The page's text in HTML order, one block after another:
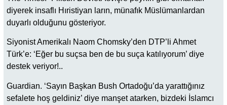
diyerek insaflı Hıristiyan ların, münafık Müslümanlardan
duyarlı olduğunu gösteriyor.
Siyonist Amerikalı Naom Chomsky’den DTP’li Ahmet
Türk’e: ‘Eğer bu suçsa ben de bu suça katılıyorum’ diye
destek veriyor!..
Guardian. ‘Sayın Başkan Bush Ortadoğu’da yarattığınız
sefalete hoş geldiniz’ diye manşet atarken, bizdeki İslamcı